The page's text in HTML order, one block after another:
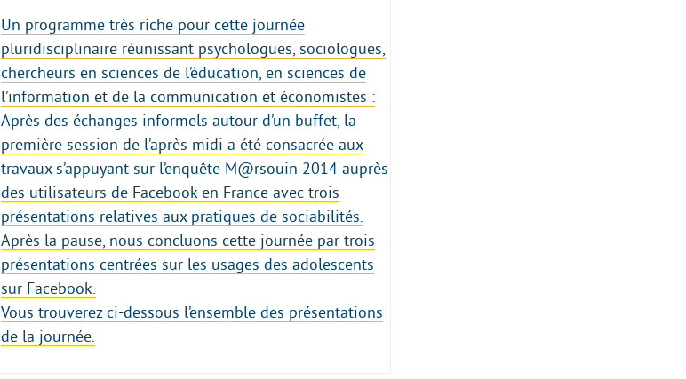
Un programme très riche pour cette journée
pluridisciplinaire réunissant psychologues, sociologues,
chercheurs en sciences de l’éducation, en sciences de
l’information et de la communication et économistes :
Après des échanges informels autour d’un buffet, la
première session de l’après midi a été consacrée aux
travaux s’appuyant sur l’enquête M@rsouin 2014 auprès
des utilisateurs de Facebook en France avec trois
présentations relatives aux pratiques de sociabilités.
Après la pause, nous concluons cette journée par trois
présentations centrées sur les usages des adolescents
sur Facebook.
Vous trouverez ci-dessous l’ensemble des présentations
de la journée.